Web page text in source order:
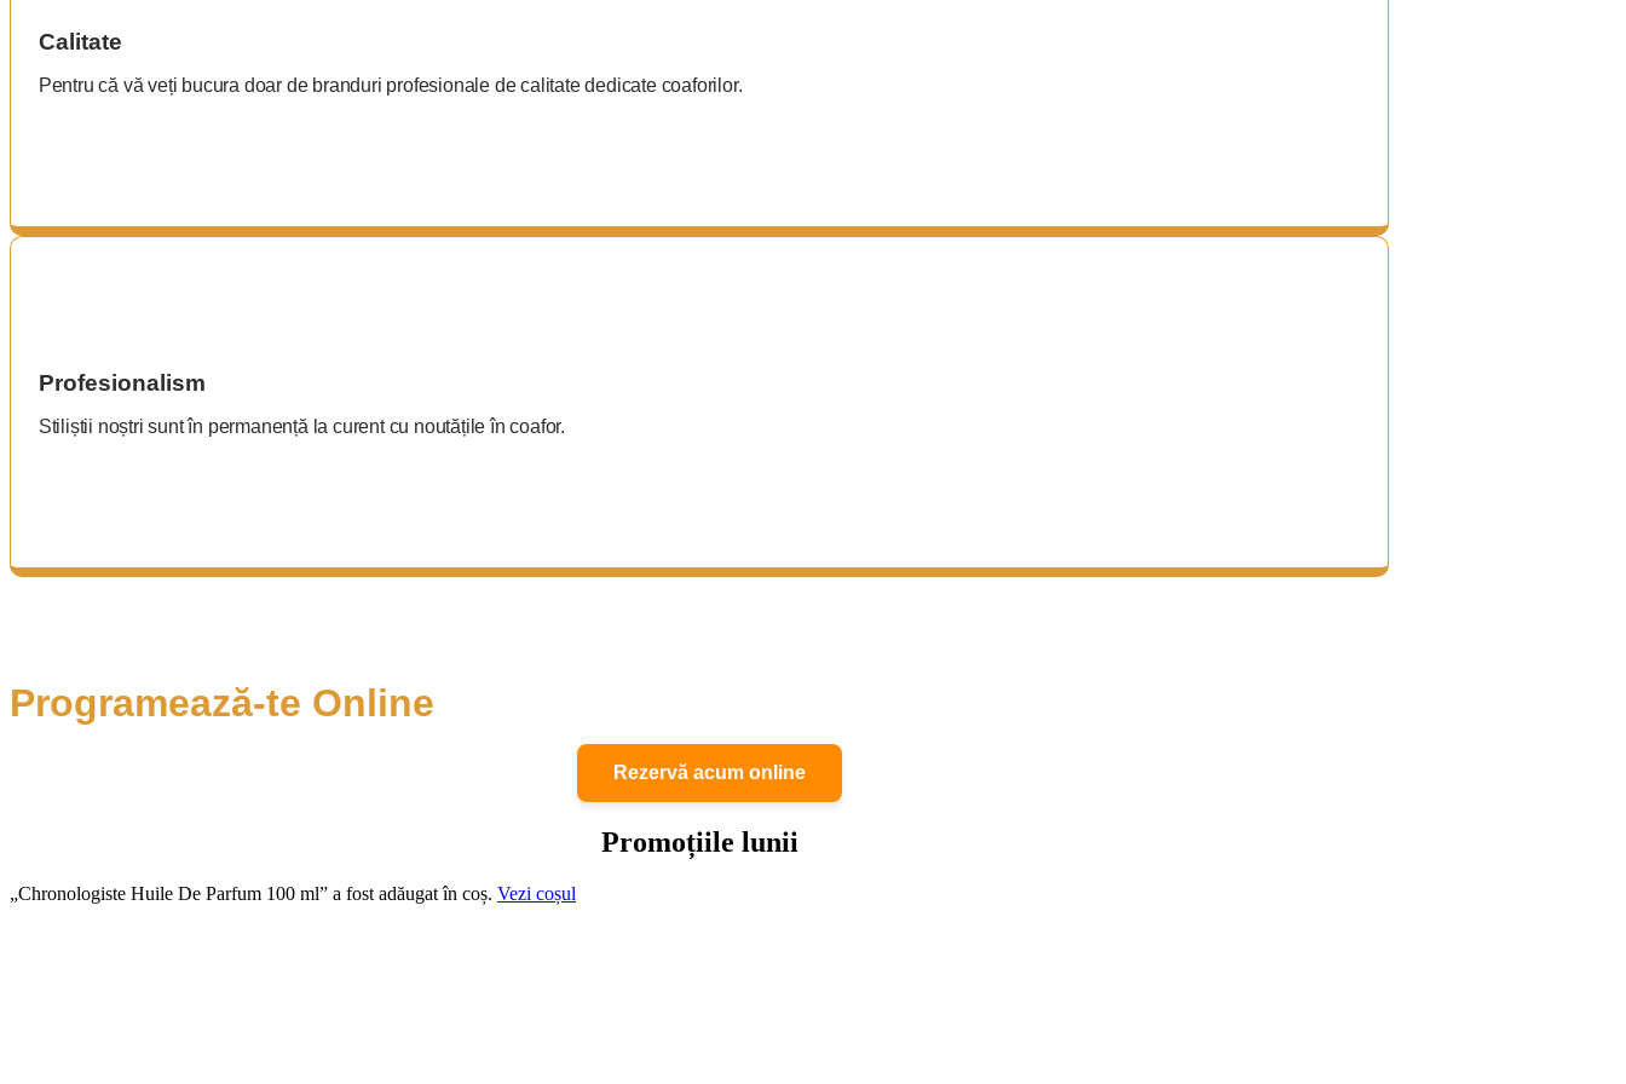
Calitate
Pentru că vă veți bucura doar de branduri profesionale de calitate dedicate coaforilor.
Profesionalism
Stiliștii noștri sunt în permanență la curent cu noutățile în coafor.
Programează-te Online
Rezervă acum online
Promoțiile lunii
„Chronologiste Huile De Parfum 100 ml” a fost adăugat în coș. Vezi coșul